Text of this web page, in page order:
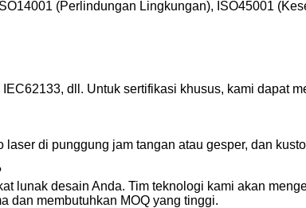
(Perlindungan Lingkungan), ISO45001
dll. Untuk sertifikasi khusus, kami dapat
di punggung jam tangan atau gesper, dan
lunak desain Anda. Tim teknologi kami akan
dan membutuhkan MOQ yang tinggi.